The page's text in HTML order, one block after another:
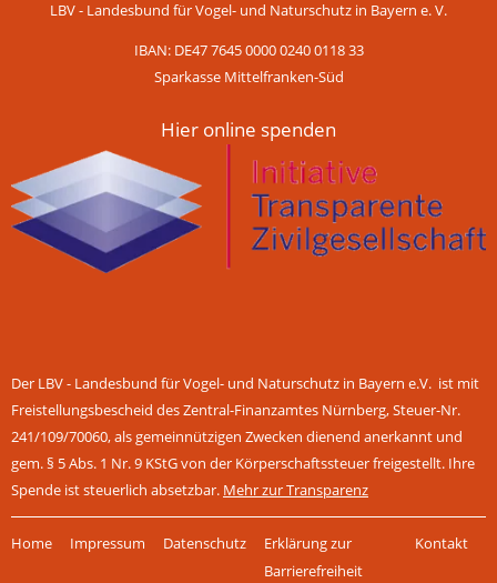
LBV - Landesbund für Vogel- und Naturschutz in Bayern e. V.
IBAN: DE47 7645 0000 0240 0118 33
Sparkasse Mittelfranken-Süd
Hier online spenden
Der LBV - Landesbund für Vogel- und Naturschutz in Bayern e.V. ist mit
Freistellungsbescheid des Zentral-Finanzamtes Nürnberg, Steuer-Nr.
241/109/70060, als gemeinnützigen Zwecken dienend anerkannt und
gem. § 5 Abs. 1 Nr. 9 KStG von der Körperschaftssteuer freigestellt. Ihre
Spende ist steuerlich absetzbar. Mehr zur Transparenz
überspringen
Home Impressum Datenschutz
Erklärung zur
Barrierefreiheit
Kontakt